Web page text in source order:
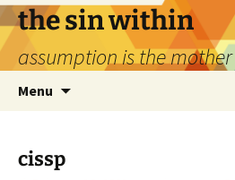
Skip
to
content
the sin within
assumption is the
Menu
cissp